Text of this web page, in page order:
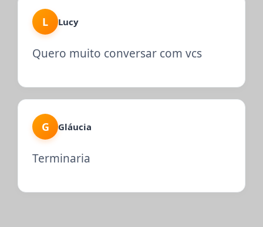
L Lucy
Quero muito conversar com vcs
G Gláucia
Terminaria